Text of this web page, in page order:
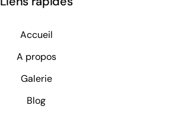
Accueil
A propos
Galerie
Blog